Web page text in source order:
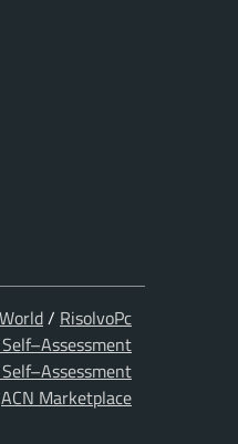
/ RisolvoPc
ACN Marketplace